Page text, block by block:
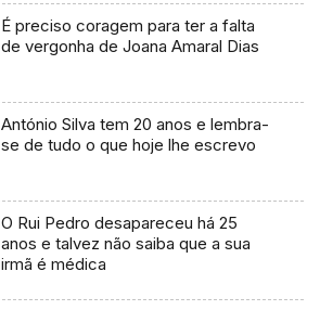
É preciso coragem para ter a falta
de vergonha de Joana Amaral Dias
António Silva tem 20 anos e lembra-
se de tudo o que hoje lhe escrevo
O Rui Pedro desapareceu há 25
anos e talvez não saiba que a sua
irmã é médica